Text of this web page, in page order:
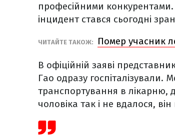
професійними конкурентами.
інцидент стався сьогодні
ЧИТАЙТЕ ТАКОЖ: Помер учасник
В офіційній заяві
Гао одразу
транспортування в лікарню,
чоловіка так і не вдалося,